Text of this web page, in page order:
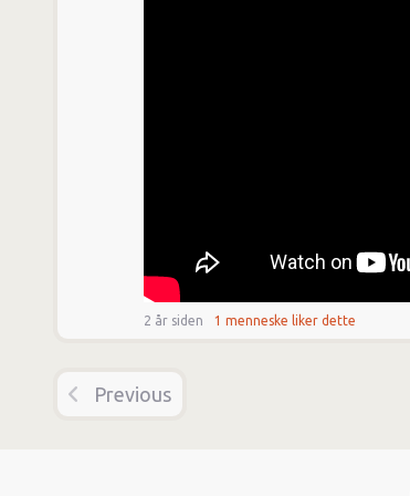
2 år siden 1 menneske liker dette
Previous